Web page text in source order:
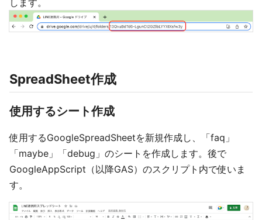
SpreadSheet作成
使用するシート作成
使用するGoogleSpreadSheetを新規作成し、「faq」
「maybe」「debug」のシートを作成します。後で
GoogleAppScript（以降GAS）のスクリプト内で使いま
す。